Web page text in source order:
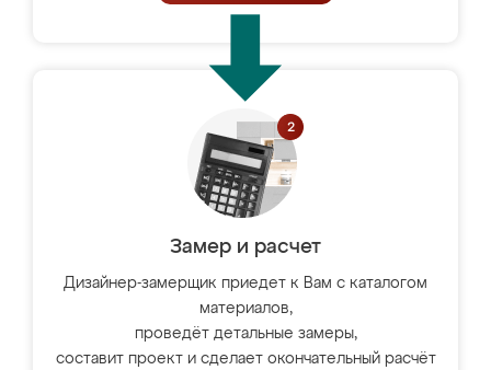
Замер и расчет
Дизайнер-замерщик приедет к Вам с каталогом
материалов,
проведёт детальные замеры,
составит проект и сделает окончательный расчёт